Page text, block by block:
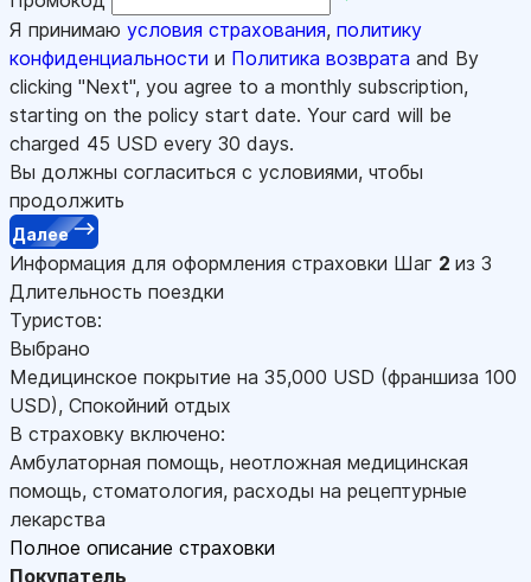
Я принимаю условия страхования, политику
конфиденциальности и Политика возврата and By
clicking "Next", you agree to a monthly subscription,
starting on the policy start date. Your card will be
charged 45 USD every 30 days.
Вы должны согласиться с условиями, чтобы
продолжить
Далее
Информация для оформления страховки Шаг 2 из 3
Длительность поездки
Туристов:
Выбрано
Медицинское покрытие на 35,000 USD (франшиза 100
USD), Спокойний отдых
В страховку включено:
Амбулаторная помощь, неотложная медицинская
помощь, стоматология, расходы на рецептурные
лекарства
Полное описание страховки
Покупатель